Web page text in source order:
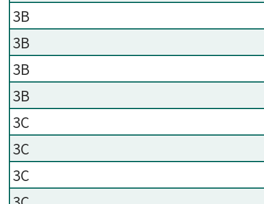
3B
3B
3B
3B
3C
3C
3C